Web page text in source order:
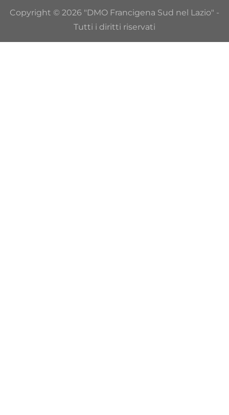
Copyright © 2026 "DMO Francigena Sud nel Lazio" -
Tutti i diritti riservati